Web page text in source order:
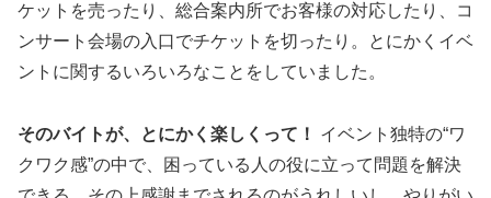
ケットを売ったり、総合案内所でお客様の対応したり、コ
ンサート会場の入口でチケットを切ったり。とにかくイベ
ントに関するいろいろなことをしていました。
そのバイトが、とにかく楽しくって！
イベント独特の“ワ
クワク感”の中で、困っている人の役に立って問題を解決